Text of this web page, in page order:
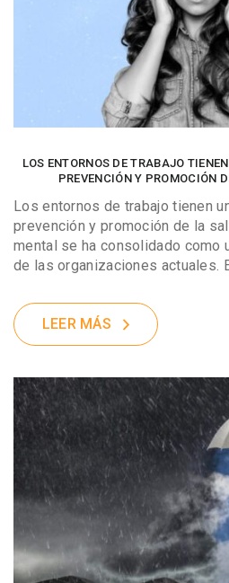
LOS ENTORNOS DE TRABAJO
PREVENCIÓN Y PROMOCIÓN
Los entornos de trabajo tienen
prevención y promoción de la
mental se ha consolidado como
de las organizaciones actuales.
LEER MÁS